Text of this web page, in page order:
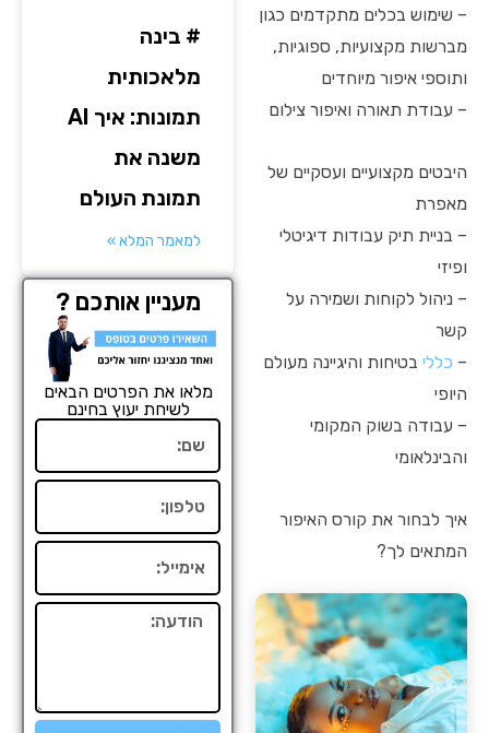
– שימוש בכלים מתקדמים כגון
מברשות מקצועיות, ספוגיות,
ותוספי איפור מיוחדים
– עבודת תאורה ואיפור צילום
היבטים מקצועיים ועסקיים של
מאפרת
– בניית תיק עבודות דיגיטלי
ופיזי
– ניהול לקוחות ושמירה על
קשר
– כללי בטיחות והיגיינה מעולם
היופי
– עבודה בשוק המקומי
והבינלאומי
איך לבחור את קורס האיפור
המתאים לך?
# בינה
מלאכותית
תמונות: איך AI
משנה את
תמונת העולם
למאמר המלא »
מעניין אותכם ?
מלאו את הפרטים הבאים
לשיחת יעוץ בחינם
הודעה